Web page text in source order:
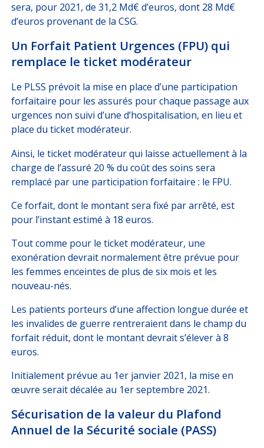
sera, pour 2021, de 31,2 Md€ d’euros, dont 28 Md€
d’euros provenant de la CSG.
Un Forfait Patient Urgences (FPU) qui
remplace le ticket modérateur
Le PLSS prévoit la mise en place d’une participation
forfaitaire pour les assurés pour chaque passage aux
urgences non suivi d’une d’hospitalisation, en lieu et
place du ticket modérateur.
Ainsi, le ticket modérateur qui laisse actuellement à la
charge de l’assuré 20 % du coût des soins sera
remplacé par une participation forfaitaire : le FPU.
Ce forfait, dont le montant sera fixé par arrêté, est
pour l’instant estimé à 18 euros.
Tout comme pour le ticket modérateur, une
exonération devrait normalement être prévue pour
les femmes enceintes de plus de six mois et les
nouveau-nés.
Les patients porteurs d’une affection longue durée et
les invalides de guerre rentreraient dans le champ du
forfait réduit, dont le montant devrait s’élever à 8
euros.
Initialement prévue au 1er janvier 2021, la mise en
œuvre serait décalée au 1er septembre 2021.
Sécurisation de la valeur du Plafond
Annuel de la Sécurité sociale (PASS)